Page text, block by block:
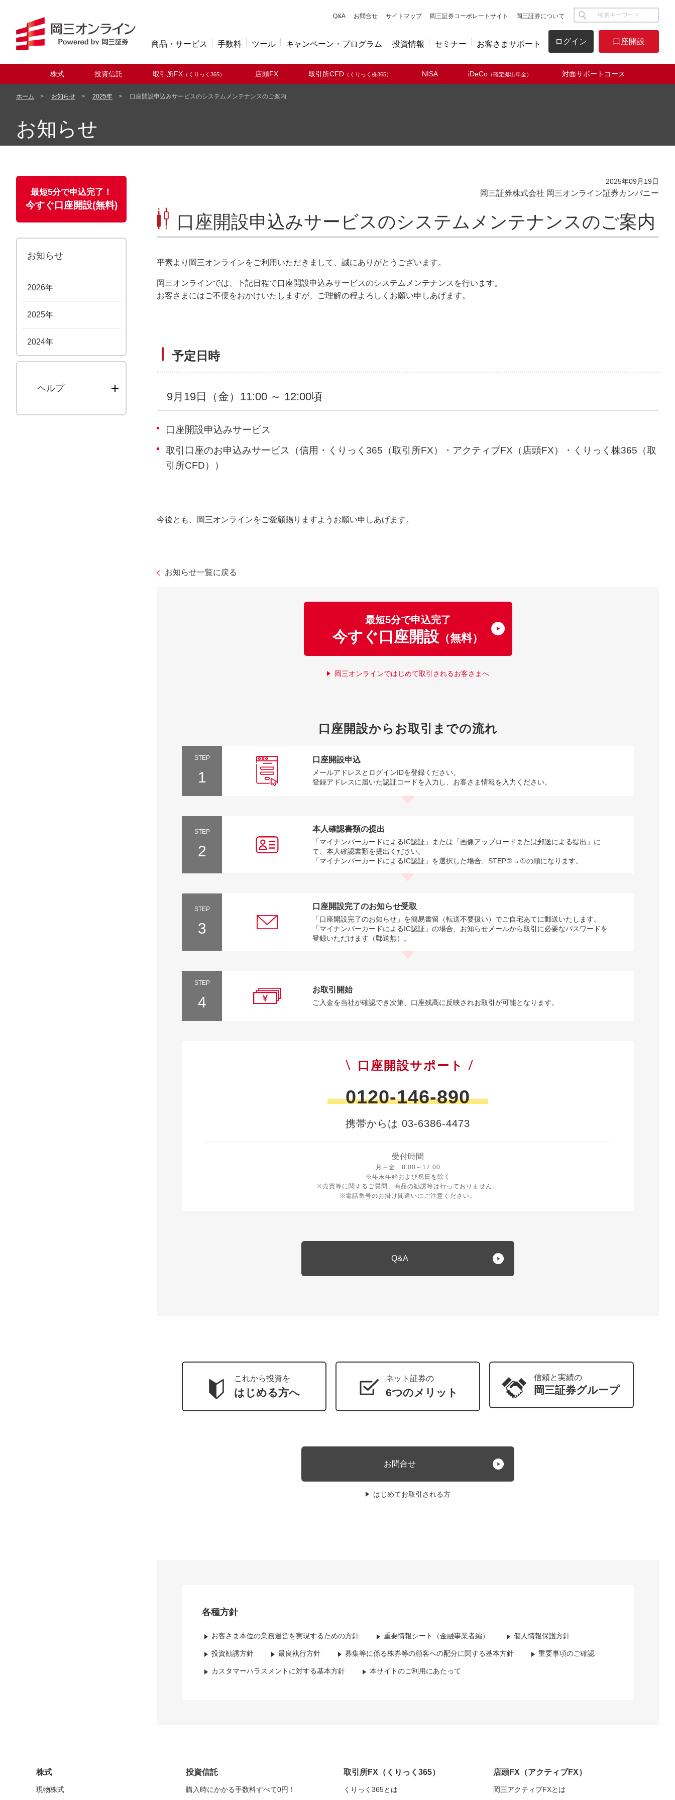
Q&Aキューアンドエー
お問合せ サイトマップ 岡三証券コーポレートサイト 岡三証券について サイト内検索
商品・サービス 手数料 ツール キャンペーン・プログラム 投資情報 セミナー お客さまサポート ログイン 口座開設
株式 投資信託 取引所FX（くりっく365） 店頭FX 取引所CFD（くりっく株365） NISA iDeCo（確定拠出年金） 対面サポートコース
ホーム お知らせ 2025年 口座開設申込みサービスのシステムメンテナンスのご案内
お知らせ
2025年09月19日
岡三証券株式会社 岡三オンライン証券カンパニー
口座開設申込みサービスのシステムメンテナンスのご案内
平素より岡三オンラインをご利用いただきまして、誠にありがとうございます。
岡三オンラインでは、下記日程で口座開設申込みサービスのシステムメンテナンスを行います。
お客さまにはご不便をおかけいたしますが、ご理解の程よろしくお願い申しあげます。
予定日時
9月19日（金）11:00 ～ 12:00頃
口座開設申込みサービス
取引口座のお申込みサービス（信用・くりっく365（取引所FX）・アクティブFX（店頭FX）・くりっく株365（取
引所CFD））
今後とも、岡三オンラインをご愛顧賜りますようお願い申しあげます。
お知らせ一覧に戻る
最短5分で申込完了
今すぐ口座開設 （無料）
岡三オンラインではじめて取引されるお客さまへ
口座開設からお取引までの流れ
STEP
1
口座開設申込
メールアドレスとログインIDを登録ください。
登録アドレスに届いた認証コードを入力し、お客さま情報を入力ください。
STEP
2
本人確認書類の提出
「マイナンバーカードによるIC認証」または「画像アップロードまたは郵送による提出」に
て、本人確認書類を提出ください。
「マイナンバーカードによるIC認証」を選択した場合、STEP②→①の順になります。
STEP
3
口座開設完了のお知らせ受取
「口座開設完了のお知らせ」を簡易書留（転送不要扱い）でご自宅あてに郵送いたします。
「マイナンバーカードによるIC認証」の場合、お知らせメールから取引に必要なパスワードを
登録いただけます（郵送無）。
STEP
4
お取引開始
ご入金を当社が確認でき次第、口座残高に反映されお取引が可能となります。
口座開設サポート
0120-146-890
携帯からは 03-6386-4473
受付時間
月～金 8:00～17:00
月曜日から金曜日 8時から17時
※年末年始および祝日を除く
※売買等に関するご質問、商品の勧誘等は行っておりません。
※電話番号のお掛け間違いにご注意ください。
Q&A
これから投資を
はじめる方へ
ネット証券の
6つのメリット
信頼と実績の
岡三証券グループ
お問合せ
はじめてお取引される方
各種方針
お客さま本位の業務運営を実現するための方針 重要情報シート（金融事業者編） 個人情報保護方針
投資勧誘方針 最良執行方針 募集等に係る株券等の顧客への配分に関する基本方針 重要事項のご確認
カスタマーハラスメントに対する基本方針 本サイトのご利用にあたって
最短5分で申込完了！
今すぐ口座開設(無料)
お知らせ
2026年
2025年
2024年
ヘルプ
株式
現物株式
投資信託
購入時にかかる手数料すべて0円！
取引所FX （くりっく365）
くりっく365とは
店頭FX （アクティブFX）
岡三アクティブFXとは